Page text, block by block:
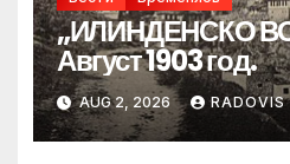
„ИЛИНДЕНСКО
Август 1903 год.
AUG 2, 2026 RADOVIS